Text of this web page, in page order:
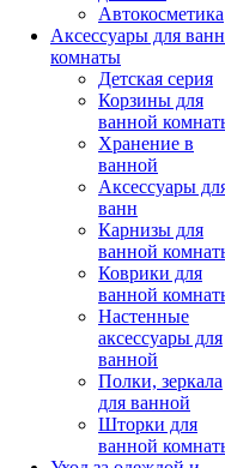
Автокосметика
Аксессуары для
комнаты
Детская серия
Корзины для
ванной
Хранение в
ванной
Аксессуары
ванн
Карнизы для
ванной
Коврики для
ванной
Настенные
аксессуары для
ванной
Полки, зеркала
для ванной
Шторки для
ванной